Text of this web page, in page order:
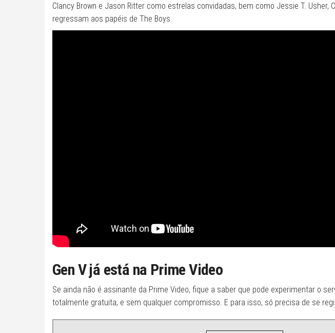
Clancy Brown e Jason Ritter como estrelas convidadas, bem como Jessie T. Usher,
regressam aos papéis de The Boys.
Gen V já está na Prime Video
Se ainda não é assinante da Prime Video, fique a saber que pode experimentar o
totalmente gratuita, e sem qualquer compromisso. E para isso, só precisa de se